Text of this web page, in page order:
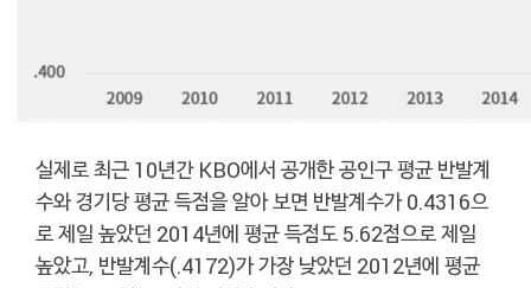
실제로 최근 10년간 KBO에서 공개한 공인구 평균 반발계
수와 경기당 평균 득점을 알아 보면 반발계수가 0.4316으
로 제일 높았던 2014년에 평균 득점도 5.62점으로 제일
높았고, 반발계수(.4172)가 가장 낮았던 2012년에 평균